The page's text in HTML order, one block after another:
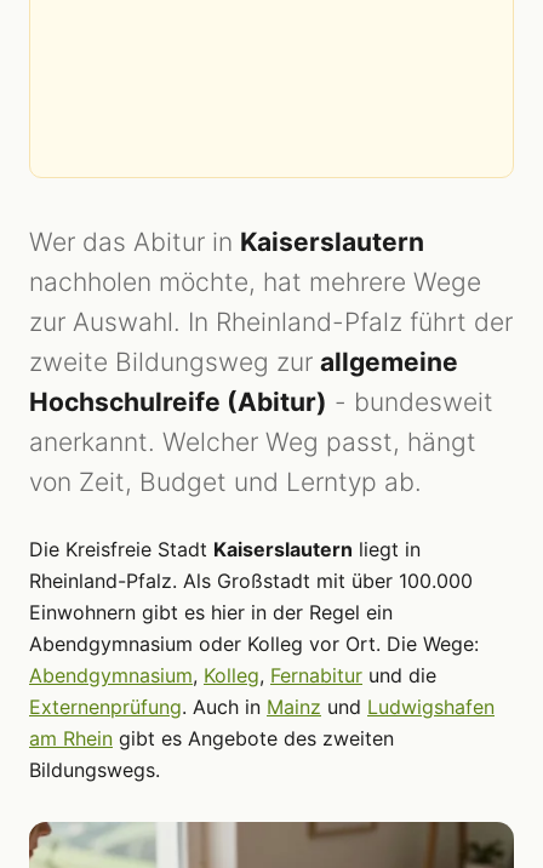
Wer das Abitur in Kaiserslautern
nachholen möchte, hat mehrere Wege
zur Auswahl. In Rheinland-Pfalz führt der
zweite Bildungsweg zur allgemeine
Hochschulreife (Abitur) - bundesweit
anerkannt. Welcher Weg passt, hängt
von Zeit, Budget und Lerntyp ab.
Die Kreisfreie Stadt Kaiserslautern liegt in
Rheinland-Pfalz. Als Großstadt mit über 100.000
Einwohnern gibt es hier in der Regel ein
Abendgymnasium oder Kolleg vor Ort. Die Wege:
Abendgymnasium, Kolleg, Fernabitur und die
Externenprüfung. Auch in Mainz und Ludwigshafen
am Rhein gibt es Angebote des zweiten
Bildungswegs.